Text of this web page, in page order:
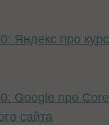
Яндекс про
Google про
сайта